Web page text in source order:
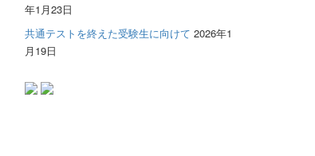
年1月23日
共通テストを終えた受験生に向けて 2026年1
月19日